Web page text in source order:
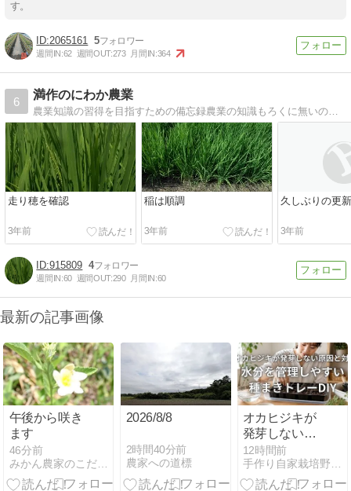
す。
2065161 5
週間IN:62 週間OUT:273 月間IN:364
6
満作のにわか農業
農業知識の習得を目指すための備忘録農業の知識もろくに無いのに農業もどきを気取る親父の戯言日記。
走り穂を確認
3年前
稲は順調
3年前
久しぶりの更新
3年前
915809 4
週間IN:60 週間OUT:290 月間IN:60
最新の記事画像
午後から咲き
ます
46分前
みかん農家のこだわりみかん栽培の日々
2026/8/8
2時間40分前
農家への道標
オカヒジキが
発芽しない原
因と対策 水分
を管理しやす
い種まきトレ
12時間前